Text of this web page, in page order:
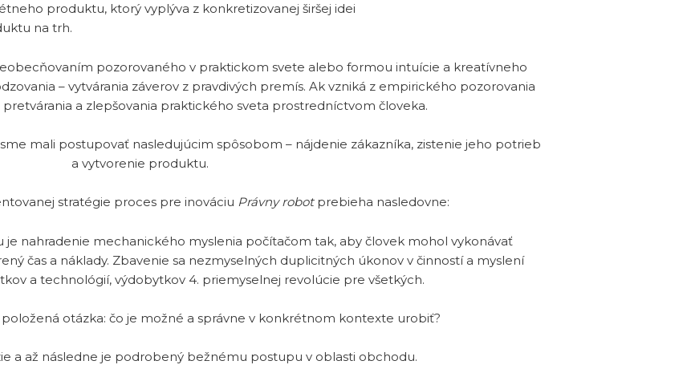
produktu, ktorý vyplýva z konkretizovanej širšej idei
na trh.
pozorovaného v praktickom svete alebo formou intuície a kreatívneho
– vytvárania záverov z pravdivých premís. Ak vzniká z empirického pozorovania
a zlepšovania praktického sveta prostredníctvom človeka.
mali postupovať nasledujúcim spôsobom – nájdenie zákazníka, zistenie jeho potrieb
a vytvorenie produktu.
stratégie proces pre inováciu Právny robotprebieha nasledovne:
je nahradenie mechanického myslenia počítačom tak, aby človek mohol vykonávať
čas a náklady. Zbavenie sa nezmyselných duplicitných úkonov v činností a myslení
a technológií, výdobytkov 4. priemyselnej revolúcie pre všetkých.
otázka: čo je možné a správne v konkrétnom kontexte urobiť?
a až následne je podrobený bežnému postupu v oblasti obchodu.